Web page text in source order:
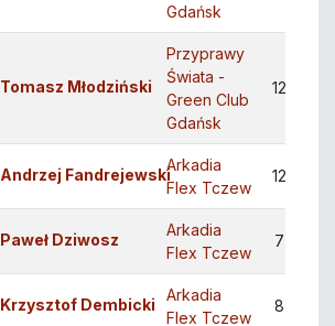
Gdańsk
Tomasz Młodziński
Przyprawy
Świata -
Green Club
Gdańsk
12
Andrzej Fandrejewski
Arkadia
Flex Tczew
12
Paweł Dziwosz
Arkadia
Flex Tczew
7
Krzysztof Dembicki
Arkadia
Flex Tczew
8